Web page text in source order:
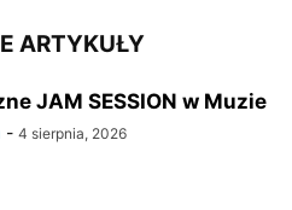
ARTYKUŁY
JAM SESSION w Muzie
- 4 sierpnia, 2026